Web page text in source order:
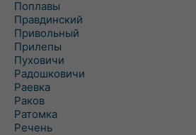
Поплавы
Правдинский
Привольный
Прилепы
Пуховичи
Радошковичи
Раевка
Раков
Ратомка
Речень